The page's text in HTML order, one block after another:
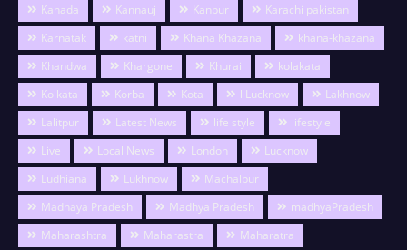
Kanada
Kannauj Kanpur
Karachi pakistan
Karnatak
katni Khana Khazana
khana-khazana
Khandwa
Khargone Khurai
kolakata
Kolkata
Korba Kota l Lucknow
Lakhnow
Lalitpur
Latest News life style
lifestyle
Live
Local News London
Lucknow
Ludhiana
Lukhnow
Machalpur
Madhaya Pradesh
Madhya Pradesh
madhyaPradesh
Maharashtra
Maharastra
Maharatra